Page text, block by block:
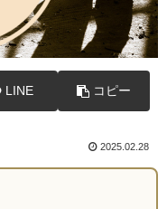
LINE コピー
2025.02.28